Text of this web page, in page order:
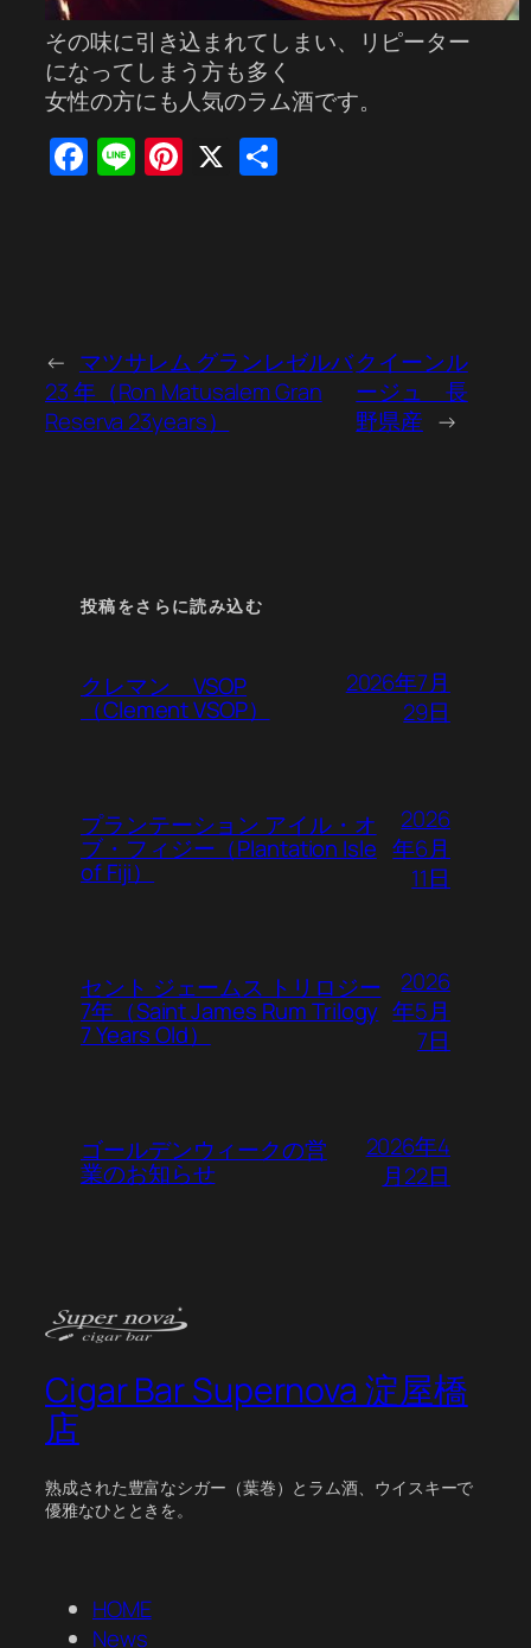
その味に引き込まれてしまい、リピーター
になってしまう方も多く
女性の方にも人気のラム酒です。
Facebook
LinePinterest
X
← マツサレム グランレゼルバ
23 年（Ron Matusalem Gran
Reserva 23years）
クイーンル
ージュ 長
野県産 →
投稿をさらに読み込む
クレマン VSOP
（Clement VSOP）
2026年7月
29日
プランテーション アイル・オ
ブ・フィジー（Plantation Isle
of Fiji）
2026
年6月
11日
セント ジェームス トリロジー
7年（Saint James Rum Trilogy
7 Years Old）
2026
年5月
7日
ゴールデンウィークの営
業のお知らせ
2026年4
月22日
Cigar Bar Supernova 淀屋橋
店
熟成された豊富なシガー（葉巻）とラム酒、ウイスキーで
優雅なひとときを。
HOME
News